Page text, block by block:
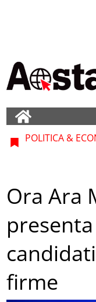
POLITICA &
Ora Ara
firme